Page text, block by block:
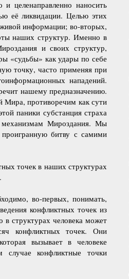
целенаправленно наносить
её ликвидации. Целью этих
информации; во-вторых,
наших структур. Именно в
и своих структур,
«судьбы» как удары по себе
точку, часто применяя при
нападений.
нашему предназначению.
противоречим как сути
паники субстанция страха
механизмам Мироздания. Мы
битву с самими
точек в наших структурах
во-первых, понимать,
конфликтных точек из
структурах человека может
конфликтных точек. Они
вызывает в человеке
случае конфликтные точки